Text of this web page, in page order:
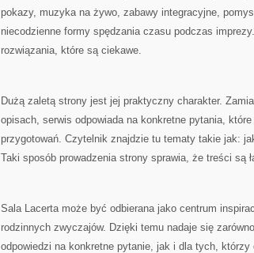
pokazy, muzyka na żywo, zabawy integracyjne,
niecodzienne formy spędzania czasu podczas
rozwiązania, które są ciekawe.
Dużą zaletą strony jest jej praktyczny charakter.
opisach, serwis odpowiada na konkretne pytania,
przygotowań. Czytelnik znajdzie tu tematy takie jak:
Taki sposób prowadzenia strony sprawia, że treści są
Sala Lacerta może być odbierana jako centrum
rodzinnych zwyczajów. Dzięki temu nadaje się
odpowiedzi na konkretne pytanie, jak i dla tych,